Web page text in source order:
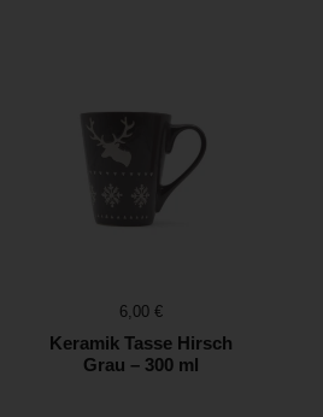
Preis:
6,00 €
Keramik Tasse Hirsch
Grau – 300 ml